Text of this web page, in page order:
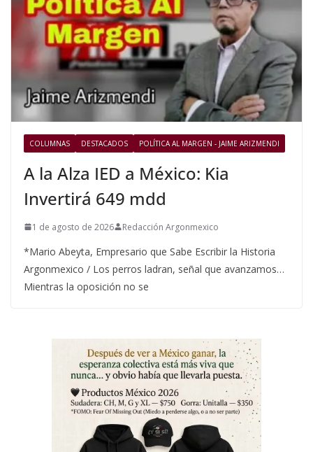
COLUMNAS DESTACADOS POLÍTICA AL MARGEN - JAIME ARIZMENDI
A la Alza IED a México: Kia
Invertirá 649 mdd
1 de agosto de 2026 Redacción Argonmexico
*Mario Abeyta, Empresario que Sabe Escribir la Historia
Argonmexico / Los perros ladran, señal que avanzamos…
Mientras la oposición no se